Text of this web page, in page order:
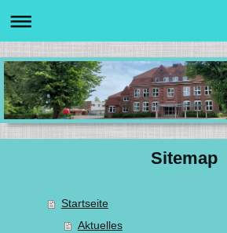
Sitemap
Startseite
Aktuelles